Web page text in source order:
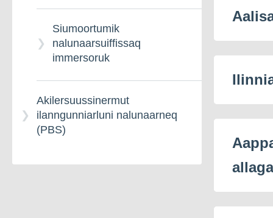
Siumoortumik
nalunaarsuiffissaq
immersoruk
Akilersuussinermut
ilanngunniarluni nalunaarneq
(PBS)